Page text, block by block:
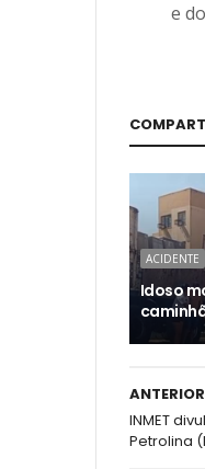
e
ACIDENTE
Idoso
ANTERIOR
INMET
Petrolina